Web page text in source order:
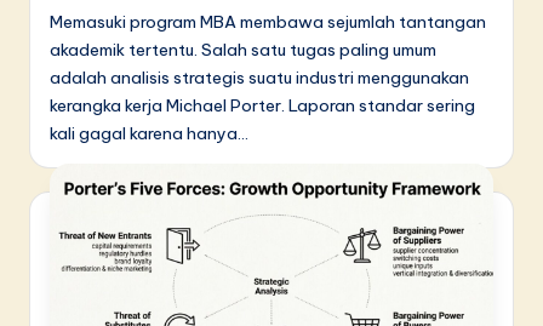
Memasuki program MBA membawa sejumlah tantangan
akademik tertentu. Salah satu tugas paling umum
adalah analisis strategis suatu industri menggunakan
kerangka kerja Michael Porter. Laporan standar sering
kali gagal karena hanya…